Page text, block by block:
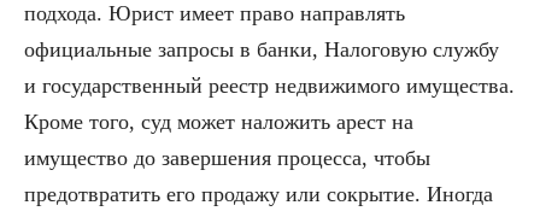
подхода. Юрист имеет право направлять
официальные запросы в банки, Налоговую службу
и государственный реестр недвижимого имущества.
Кроме того, суд может наложить арест на
имущество до завершения процесса, чтобы
предотвратить его продажу или сокрытие. Иногда